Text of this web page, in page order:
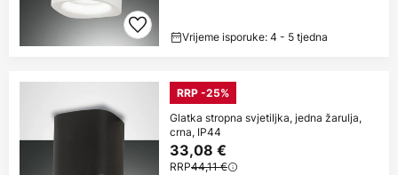
Vrijeme isporuke: 4 - 5 tjedna
RRP -25%
Glatka stropna svjetiljka, jedna žarulja,
crna, IP44
33,08 €
RRP44,11 €